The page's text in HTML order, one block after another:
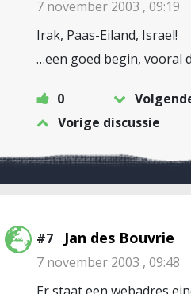
7 november 2003 , 09:19
Irak, Paas-Eiland, Israel!
…een goed begin, vooral
0
Vorige discussie
#7 Jan des Bouvrie
7 november 2003 , 09:48